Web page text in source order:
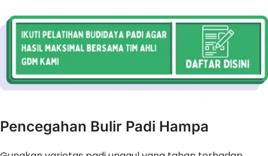
Pencegahan Bulir Padi Hampa